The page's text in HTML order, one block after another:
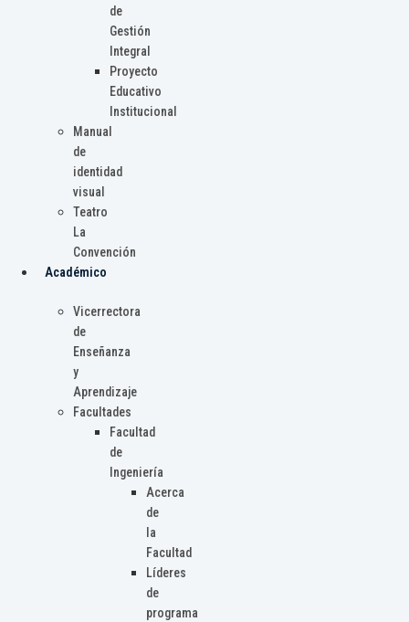
de
Gestión
Integral
Proyecto
Educativo
Institucional
Manual
de
identidad
visual
Teatro
La
Convención
Académico
Vicerrectora
de
Enseñanza
y
Aprendizaje
Facultades
Facultad
de
Ingeniería
Acerca
de
la
Facultad
Líderes
de
programa